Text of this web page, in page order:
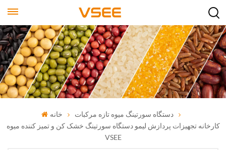
خانه
دستگاه سورتینگ میوه تازه مرکبات
کارخانه تجهیزات پردازش لیمو دستگاه سورتینگ خشک کن و تمیز کننده میوه
VSEE